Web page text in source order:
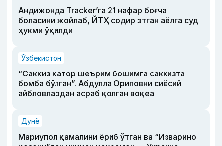
Андижонда Tracker’га 21 нафар боғча
боласини жойлаб, ЙТҲ содир этган аёлга суд
ҳукми ўқилди
Ўзбекистон
“Саккиз қатор шеърим бошимга саккизта
бомба бўлган”. Абдулла Ориповни сиёсий
айбловлардан асраб қолган воқеа
Дунё
Мариупол қамалини ёриб ўтган ва “Изварино